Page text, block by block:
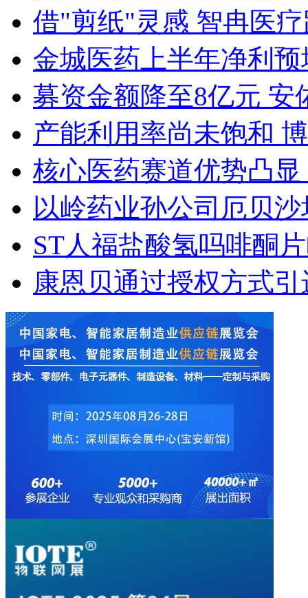
借"剪纸"灵感 智冉医
金城医药上半年净利预
募资金额降至8亿元 安
产能利用率尚未饱和
核心医药赛道优势凸
以岭药业孙公司厄贝
ST人福盐酸氢吗啡酮
康恩贝通过授权方式